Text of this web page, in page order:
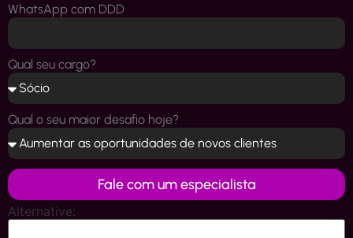
WhatsApp com DDD
Qual seu cargo?
Qual o seu maior desafio hoje?
Fale com um especialista
Alternative: